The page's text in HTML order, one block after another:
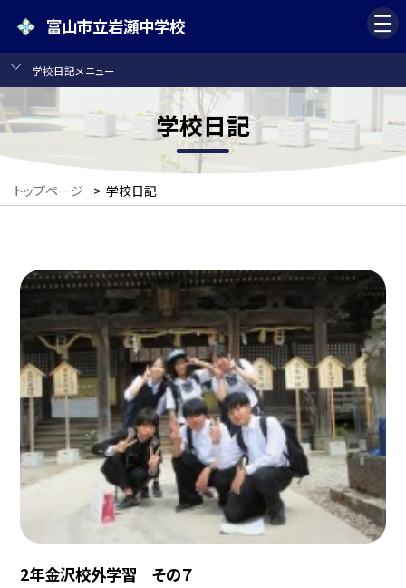
富山市立岩瀬中学校
学校日記メニュー
学校日記
トップページ > 学校日記
2年金沢校外学習 その７